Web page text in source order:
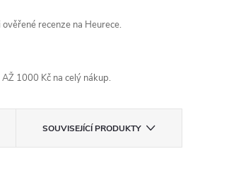
recenze na Heurece.
1000 Kč na celý nákup.
SOUVISEJÍCÍ PRODUKTY